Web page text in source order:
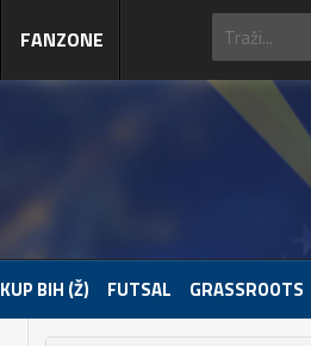
FANZONE
KUP BIH (Ž) FUTSAL GRASSROOTS